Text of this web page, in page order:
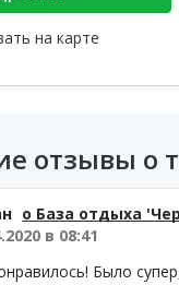
на карте
отзывы о
о База отдыха
в 08:41
Было